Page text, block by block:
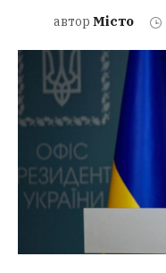
автор Місто